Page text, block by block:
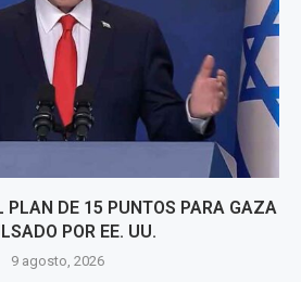
PLAN DE 15 PUNTOS PARA GAZA
POR EE. UU.
9 agosto, 2026